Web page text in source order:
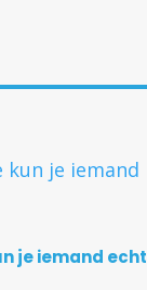
je iemand echt